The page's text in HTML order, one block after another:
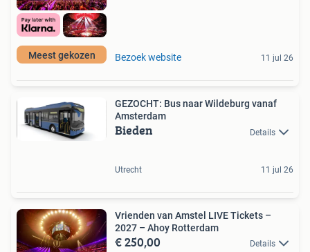
Meest gekozen Bezoek website 11 jul 26
GEZOCHT: Bus naar Wildeburg vanaf
Amsterdam
Bieden Details
Utrecht 11 jul 26
Vrienden van Amstel LIVE Tickets –
2027 – Ahoy Rotterdam
€ 250,00 Details